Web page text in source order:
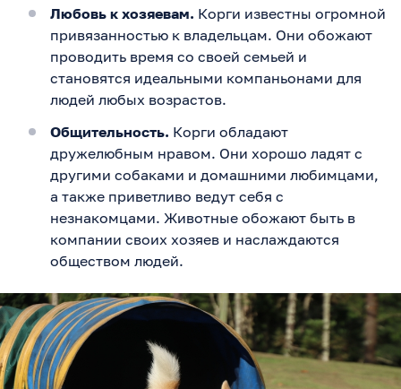
Любовь к хозяевам. Корги известны огромной
привязанностью к владельцам. Они обожают
проводить время со своей семьей и
становятся идеальными компаньонами для
людей любых возрастов.
Общительность. Корги обладают
дружелюбным нравом. Они хорошо ладят с
другими собаками и домашними любимцами,
а также приветливо ведут себя с
незнакомцами. Животные обожают быть в
компании своих хозяев и наслаждаются
обществом людей.